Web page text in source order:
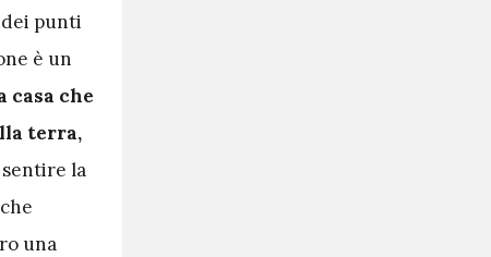
dei punti
è un
casa che
terra,
sentire la
una